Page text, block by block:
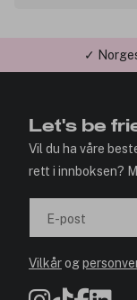
✓
Let's be
Vil du ha våre
rett i innboksen?
E-post
Vilkårog